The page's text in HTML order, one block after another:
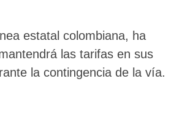
estatal colombiana, ha
las tarifas en sus
la contingencia de la vía.